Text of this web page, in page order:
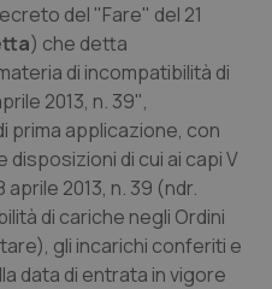
del "Fare" del 21
) che detta
di incompatibilità di
2013, n. 39",
prima applicazione, con
disposizioni di cui ai capi V
2013, n. 39 (ndr.
di cariche negli Ordini
gli incarichi conferiti e
data di entrata in vigore